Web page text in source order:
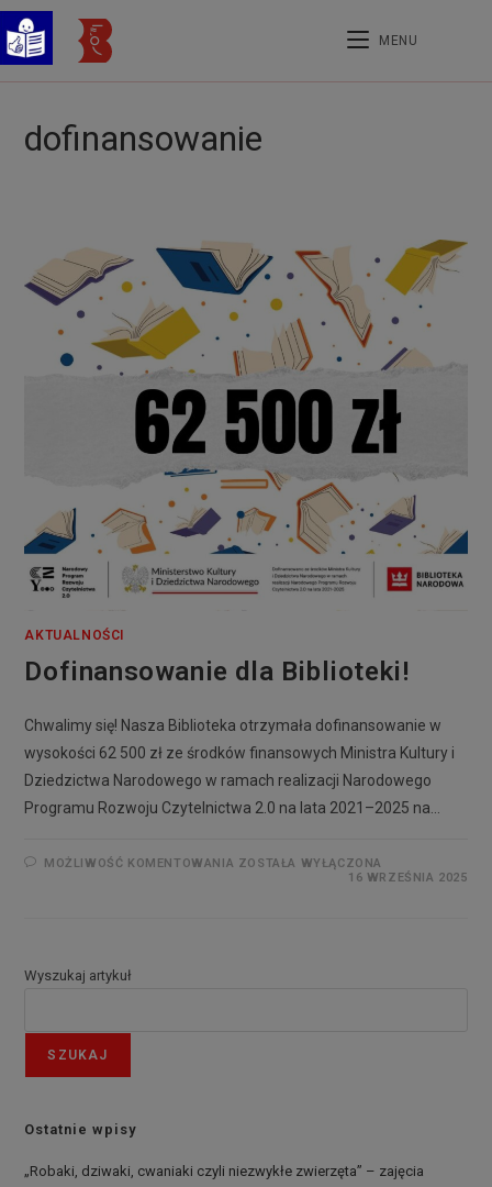
treści
MENU
dofinansowanie
AKTUALNOŚCI
Dofinansowanie dla Biblioteki!
Chwalimy się! Nasza Biblioteka otrzymała dofinansowanie w
wysokości 62 500 zł ze środków finansowych Ministra Kultury i
Dziedzictwa Narodowego w ramach realizacji Narodowego
Programu Rozwoju Czytelnictwa 2.0 na lata 2021–2025 na…
MOŻLIWOŚĆ KOMENTOWANIA ZOSTAŁA WYŁĄCZONA
16 WRZEŚNIA 2025
Wyszukaj artykuł
SZUKAJ
Ostatnie wpisy
„Robaki, dziwaki, cwaniaki czyli niezwykłe zwierzęta” – zajęcia